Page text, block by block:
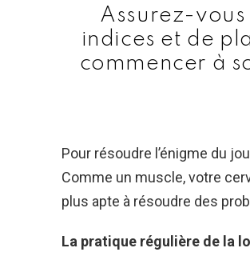
Assurez-
indices et de
commencer à
Pour résoudre l’énigme du
Comme un muscle, votre
plus apte à résoudre des
La pratique régulière de la